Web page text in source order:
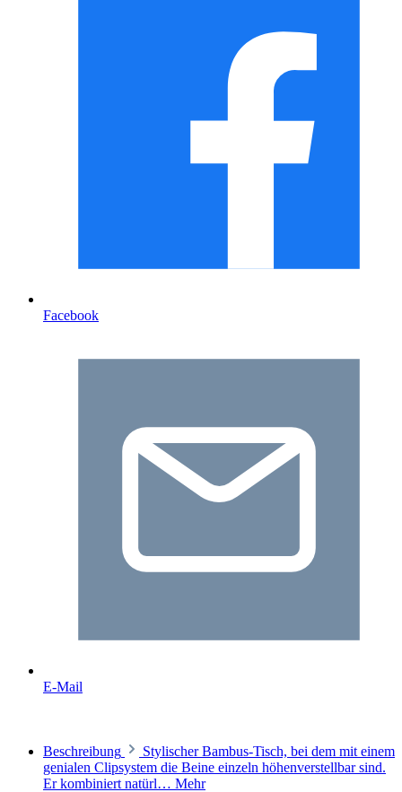
Facebook
E-Mail
Beschreibung
Stylischer Bambus-Tisch, bei dem mit einem
genialen Clipsystem die Beine einzeln höhenverstellbar sind.
Er kombiniert natürl… Mehr